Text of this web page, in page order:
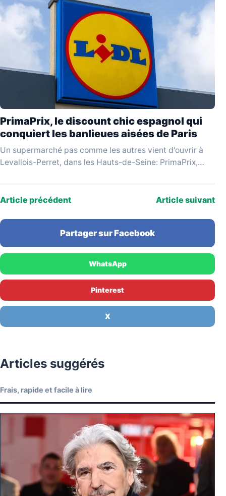
PrimaPrix, le discount chic espagnol qui
conquiert les banlieues aisées de Paris
Un supermarché pas comme les autres vient d'ouvrir à
Levallois-Perret, dans les Hauts-de-Seine: PrimaPrix,
chic», attire une…
Article précédent Article suivant
Partager sur Facebook
WhatsApp
Pinterest
X
Articles suggérés
Frais, rapide et facile à lire